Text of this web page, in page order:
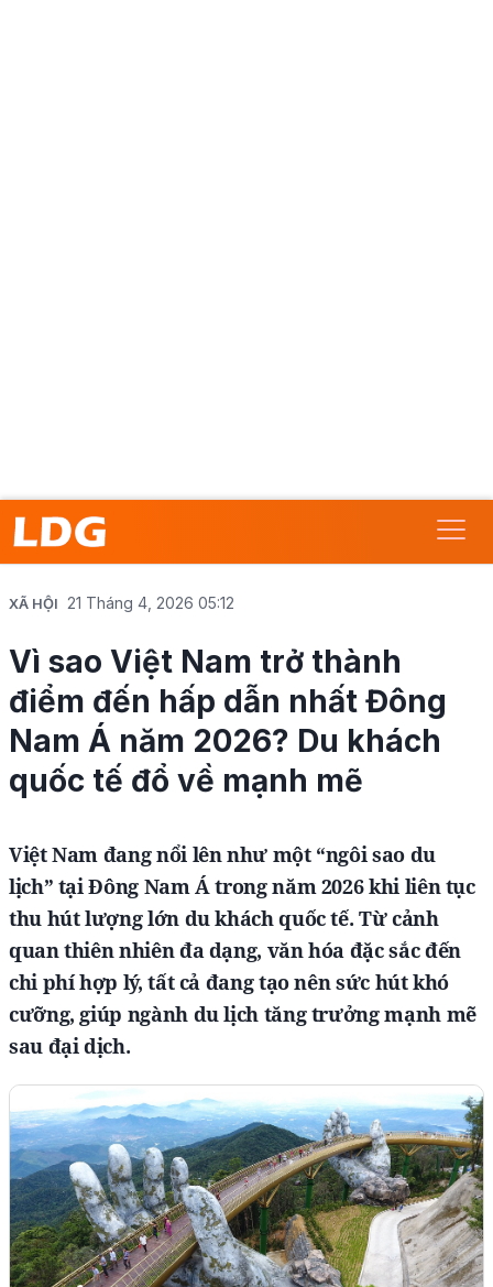
XÃ HỘI 21 Tháng 4, 2026 05:12
Vì sao Việt Nam trở thành
điểm đến hấp dẫn nhất Đông
Nam Á năm 2026? Du khách
quốc tế đổ về mạnh mẽ
Việt Nam đang nổi lên như một “ngôi sao du
lịch” tại Đông Nam Á trong năm 2026 khi liên tục
thu hút lượng lớn du khách quốc tế. Từ cảnh
quan thiên nhiên đa dạng, văn hóa đặc sắc đến
chi phí hợp lý, tất cả đang tạo nên sức hút khó
cưỡng, giúp ngành du lịch tăng trưởng mạnh mẽ
sau đại dịch.